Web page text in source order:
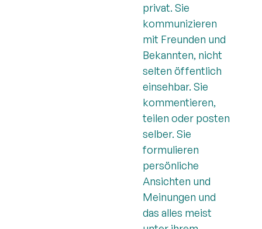
privat. Sie
kommunizieren
mit Freunden und
Bekannten, nicht
selten öffentlich
einsehbar. Sie
kommentieren,
teilen oder posten
selber. Sie
formulieren
persönliche
Ansichten und
Meinungen und
das alles meist